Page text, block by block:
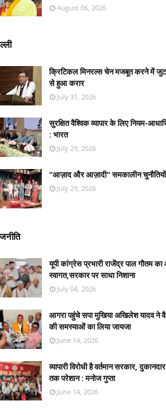
August 06, 2026
क्रिटिकल मिनरल्स चेन मजबूत करने में
से हुआ करार
July 31, 2026
सुरक्षित वैश्विक व्यापार के लिए नियम-
: भारत
July 29, 2026
"आज़ाद और आज़ादी" समकालीन चुनौतियों
July 29, 2026
यूपी कांग्रेस प्रभारी राजेंद्र पाल गौतम
स्वागत,सरकार पर साधा निशाना
July 04, 2026
आगरा पहुंचे सपा मुखिया अखिलेश यादव ने
की समस्याओं का लिया जायजा
June 14, 2026
व्यापारी विरोधी है वर्तमान सरकार,
तक परेशान : मनोज गुप्ता
June 14, 2026